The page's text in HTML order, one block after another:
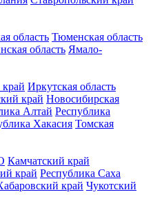
область Тюменская область
область Ямало-
край Иркутская область
край Новосибирская
Алтай Республика
Хакасия Томская
Камчатский край
край Республика Саха
край Чукотский